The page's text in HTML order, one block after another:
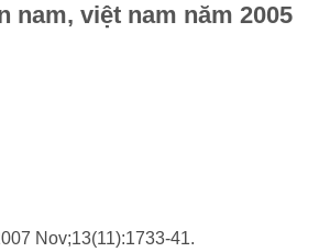
nam, việt nam năm 2005
Nov;13(11):1733-41.